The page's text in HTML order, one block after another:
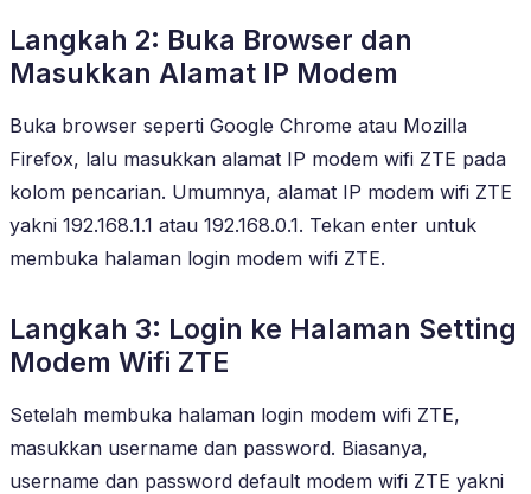
Langkah 2: Buka Browser dan
Masukkan Alamat IP Modem
Buka browser seperti Google Chrome atau Mozilla
Firefox, lalu masukkan alamat IP modem wifi ZTE pada
kolom pencarian. Umumnya, alamat IP modem wifi ZTE
yakni 192.168.1.1 atau 192.168.0.1. Tekan enter untuk
membuka halaman login modem wifi ZTE.
Langkah 3: Login ke Halaman Setting
Modem Wifi ZTE
Setelah membuka halaman login modem wifi ZTE,
masukkan username dan password. Biasanya,
username dan password default modem wifi ZTE yakni